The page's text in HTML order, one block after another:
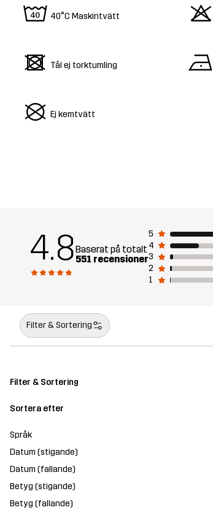
8 40°C Maskintvätt o
d Tål ej torktumling n
U Ej kemtvätt
4.8Baserat på totalt
551 recensioner
5
4
3
2
1
Filter & Sortering
Filter & Sortering
Sortera efter
Språk
Datum (stigande)
Datum (fallande)
Betyg (stigande)
Betyg (fallande)